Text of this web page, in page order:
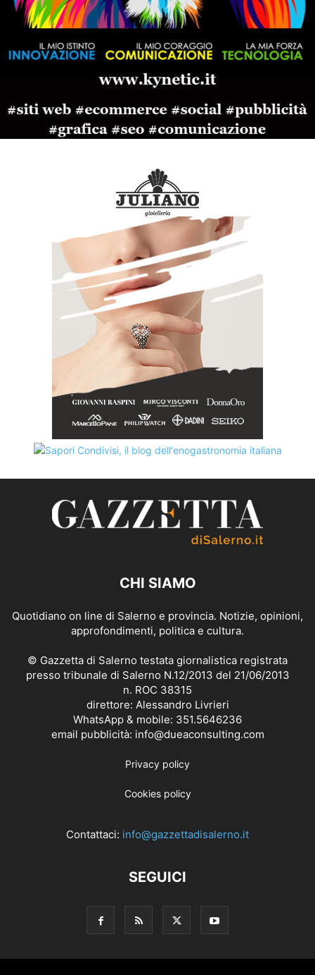
CHI SIAMO
Quotidiano on line di Salerno e provincia. Notizie, opinioni,
approfondimenti, politica e cultura.
© Gazzetta di Salerno testata giornalistica registrata
presso tribunale di Salerno N.12/2013 del 21/06/2013
n. ROC 38315
direttore: Alessandro Livrieri
WhatsApp & mobile: 351.5646236
email pubblicità: info@dueaconsulting.com
Privacy policy
Cookies policy
Contattaci: info@gazzettadisalerno.it
SEGUICI